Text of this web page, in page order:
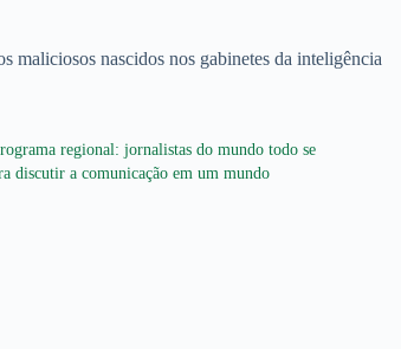
maliciosos nascidos nos gabinetes da inteligência
regional: jornalistas do mundo todo se
discutir a comunicação em um mundo